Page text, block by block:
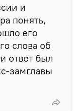
и
понять,
его
слова об
ответ был
замглавы